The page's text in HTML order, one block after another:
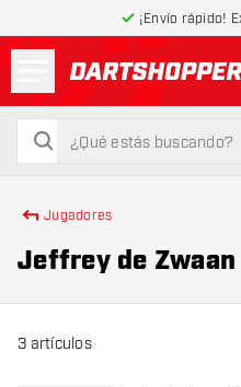
¡Envío rápido!
volver a la
buscar
buscar
Jugadores
Jeffrey de Zwaan
3 artículos